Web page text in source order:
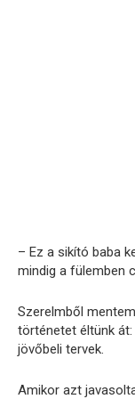
– Ez a sikító baba
mindig a fülemben
Szerelmből
történetet éltünk át:
jövőbeli tervek.
Amikor azt